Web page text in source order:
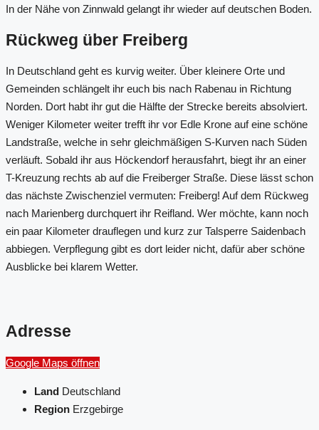
In der Nähe von Zinnwald gelangt ihr wieder auf deutschen Boden.
Rückweg über Freiberg
In Deutschland geht es kurvig weiter. Über kleinere Orte und
Gemeinden schlängelt ihr euch bis nach Rabenau in Richtung
Norden. Dort habt ihr gut die Hälfte der Strecke bereits absolviert.
Weniger Kilometer weiter trefft ihr vor Edle Krone auf eine schöne
Landstraße, welche in sehr gleichmäßigen S-Kurven nach Süden
verläuft. Sobald ihr aus Höckendorf herausfahrt, biegt ihr an einer
T-Kreuzung rechts ab auf die Freiberger Straße. Diese lässt schon
das nächste Zwischenziel vermuten: Freiberg! Auf dem Rückweg
nach Marienberg durchquert ihr Reifland. Wer möchte, kann noch
ein paar Kilometer drauflegen und kurz zur Talsperre Saidenbach
abbiegen. Verpflegung gibt es dort leider nicht, dafür aber schöne
Ausblicke bei klarem Wetter.
Adresse
Google Maps öffnen
Land Deutschland
Region Erzgebirge